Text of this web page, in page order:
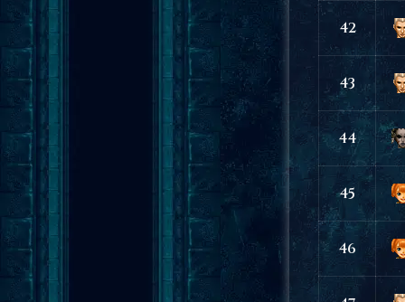
42
43
44
45
46